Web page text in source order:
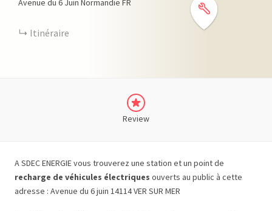
Avenue du 6 Juin Normandie FR
Itinéraire
Review
A SDEC ENERGIE vous trouverez une station et un point de
recharge de véhicules électriques ouverts au public à cette
adresse : Avenue du 6 juin 14114 VER SUR MER